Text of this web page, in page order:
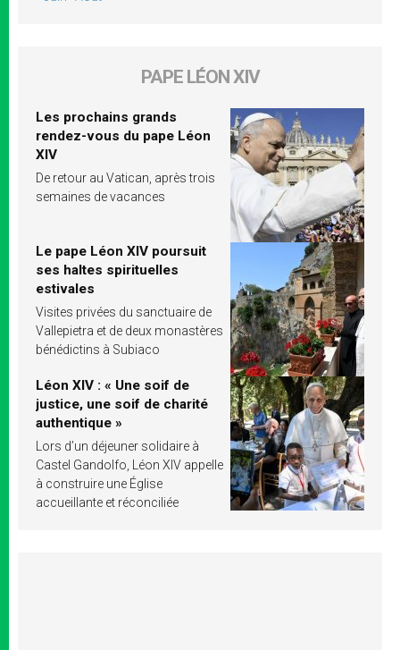
PAPE LÉON XIV
Les prochains grands
rendez-vous du pape Léon
XIV
De retour au Vatican, après trois
semaines de vacances
Le pape Léon XIV poursuit
ses haltes spirituelles
estivales
Visites privées du sanctuaire de
Vallepietra et de deux monastères
bénédictins à Subiaco
Léon XIV : « Une soif de
justice, une soif de charité
authentique »
Lors d’un déjeuner solidaire à
Castel Gandolfo, Léon XIV appelle
à construire une Église
accueillante et réconciliée